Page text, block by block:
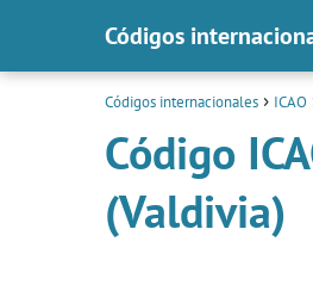
Códigos
Códigos internacionales ICAO
Código
(Valdivia)